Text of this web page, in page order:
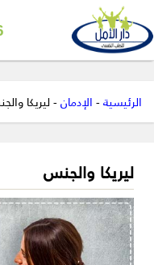
الرئيسية-الإدمان-ليريكا
ليريكا والجنس